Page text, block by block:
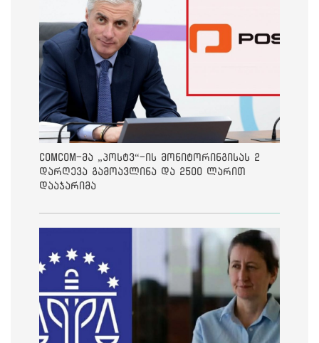
ComCom-მა „პოსტვ“-ის მონიტორინგისას 2
დარღევა გამოავლინა და 2500 ლარით
დააჯარიმა